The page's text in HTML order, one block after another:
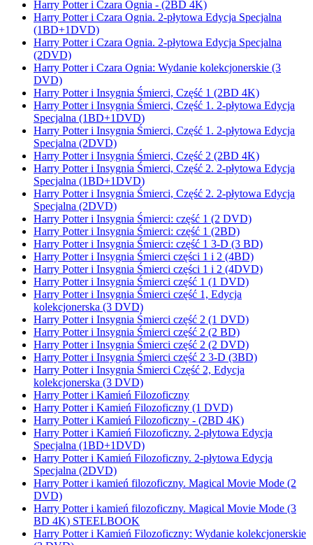
Harry Potter i Czara Ognia - (2BD 4K)
Harry Potter i Czara Ognia. 2-płytowa Edycja Specjalna
(1BD+1DVD)
Harry Potter i Czara Ognia. 2-płytowa Edycja Specjalna
(2DVD)
Harry Potter i Czara Ognia: Wydanie kolekcjonerskie (3
DVD)
Harry Potter i Insygnia Śmierci, Część 1 (2BD 4K)
Harry Potter i Insygnia Śmierci, Część 1. 2-płytowa Edycja
Specjalna (1BD+1DVD)
Harry Potter i Insygnia Śmierci, Część 1. 2-płytowa Edycja
Specjalna (2DVD)
Harry Potter i Insygnia Śmierci, Część 2 (2BD 4K)
Harry Potter i Insygnia Śmierci, Część 2. 2-płytowa Edycja
Specjalna (1BD+1DVD)
Harry Potter i Insygnia Śmierci, Część 2. 2-płytowa Edycja
Specjalna (2DVD)
Harry Potter i Insygnia Śmierci: część 1 (2 DVD)
Harry Potter i Insygnia Śmierci: część 1 (2BD)
Harry Potter i Insygnia Śmierci: część 1 3-D (3 BD)
Harry Potter i Insygnia Śmierci części 1 i 2 (4BD)
Harry Potter i Insygnia Śmierci części 1 i 2 (4DVD)
Harry Potter i Insygnia Śmierci część 1 (1 DVD)
Harry Potter i Insygnia Śmierci część 1, Edycja
kolekcjonerska (3 DVD)
Harry Potter i Insygnia Śmierci część 2 (1 DVD)
Harry Potter i Insygnia Śmierci część 2 (2 BD)
Harry Potter i Insygnia Śmierci część 2 (2 DVD)
Harry Potter i Insygnia Śmierci część 2 3-D (3BD)
Harry Potter i Insygnia Śmierci Część 2, Edycja
kolekcjonerska (3 DVD)
Harry Potter i Kamień Filozoficzny
Harry Potter i Kamień Filozoficzny (1 DVD)
Harry Potter i Kamień Filozoficzny - (2BD 4K)
Harry Potter i Kamień Filozoficzny. 2-płytowa Edycja
Specjalna (1BD+1DVD)
Harry Potter i Kamień Filozoficzny. 2-płytowa Edycja
Specjalna (2DVD)
Harry Potter i kamień filozoficzny. Magical Movie Mode (2
DVD)
Harry Potter i kamień filozoficzny. Magical Movie Mode (3
BD 4K) STEELBOOK
Harry Potter i Kamień Filozoficzny: Wydanie kolekcjonerskie